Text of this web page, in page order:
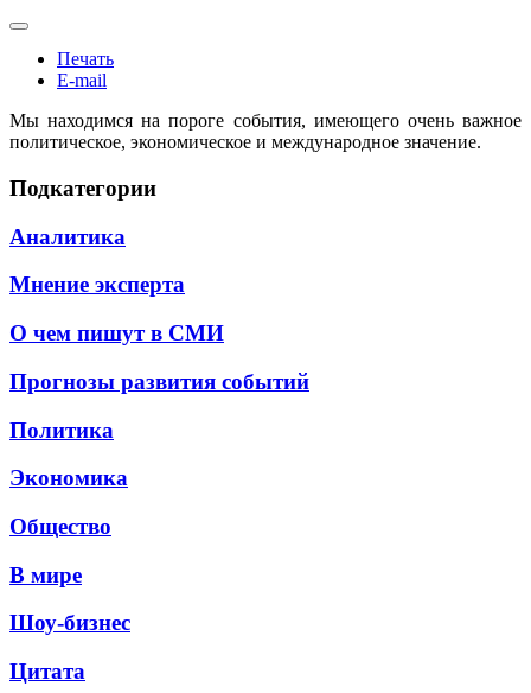
Печать
E-mail
Мы находимся на пороге события, имеющего очень важное
политическое, экономическое и международное значение.
Подкатегории
Аналитика
Мнение эксперта
О чем пишут в СМИ
Прогнозы развития событий
Политика
Экономика
Общество
В мире
Шоу-бизнес
Цитата